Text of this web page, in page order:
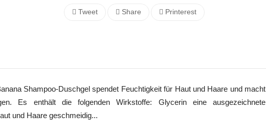
Tweet Share Printerest
Shampoo-Duschgel spendet Feuchtigkeit für Haut und Haare und macht
Es enthält die folgenden Wirkstoffe: Glycerin eine ausgezeichnete
und Haare geschmeidig...